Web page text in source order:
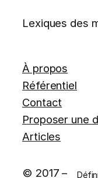
Lexiques des
À propos
Référentiel
Contact
Proposer une
Articles
© 2017 –